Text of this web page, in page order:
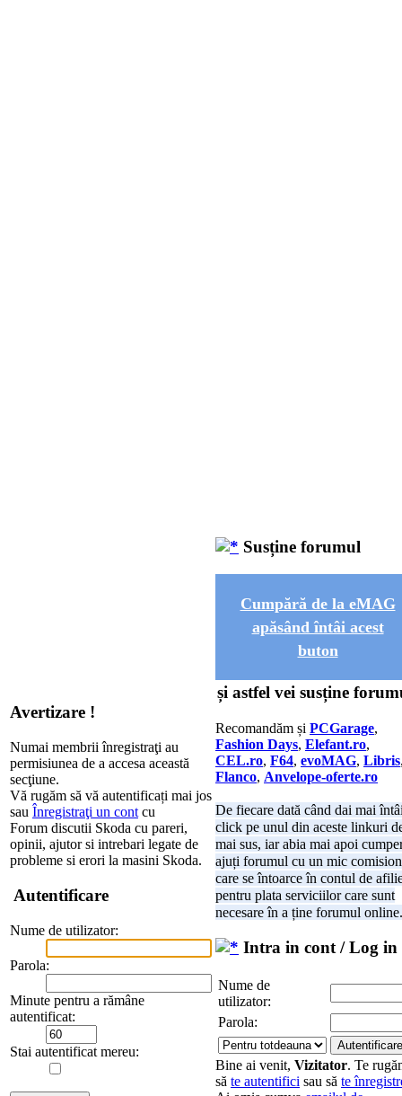
Avertizare !
Numai membrii înregistraţi au
permisiunea de a accesa această
secţiune.
Vă rugăm să vă autentificați mai jos
sau Înregistraţi un cont cu
Forum discutii Skoda cu pareri,
opinii, ajutor si intrebari legate de
probleme si erori la masini Skoda.
Autentificare
Nume de utilizator:
Parola:
Minute pentru a rămâne
autentificat:
Stai autentificat mereu:
Susține forumul
Cumpără de la eMAG
apăsând întâi acest
buton
și astfel vei susține
Recomandăm și PCGarage,
Fashion Days, Elefant.ro,
CEL.ro, F64, evoMAG, Libris
Flanco, Anvelope-oferte.ro
De fiecare dată când dai mai
click pe unul din aceste linkuri
mai sus, iar abia mai apoi
ajuți forumul cu un mic comision
care se întoarce în contul de
pentru plata serviciilor care sunt
necesare în a ține forumul online.
Intra in cont / Log in
Nume de
utilizator:
Parola:
Bine ai venit, Vizitator. Te
să te autentifici sau să te